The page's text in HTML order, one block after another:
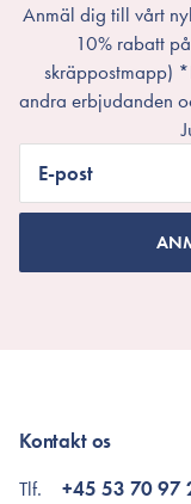
Anmäl dig till vårt
10% rabatt
skräppostmapp)
andra erbjudanden
E-post
Kontakt os
Tlf.
+45 53 70 97